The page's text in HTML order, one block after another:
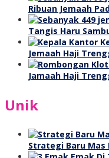
Ribuan Jemaah
Tangis Haru
Jemaah Haji
Jamaah Haji
Unik
Strategi Baru Mas